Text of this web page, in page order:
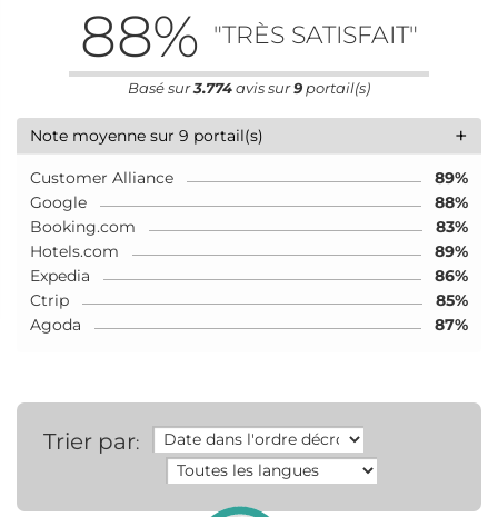
88% "TRÈS SATISFAIT"
Basé sur3.774avis sur9 portail(s)
+
Note moyenne sur 9 portail(s)
Customer Alliance
89%
Google
88%
Booking.com
83%
Hotels.com
89%
Expedia
86%
Ctrip
85%
Agoda
87%
Trier par: